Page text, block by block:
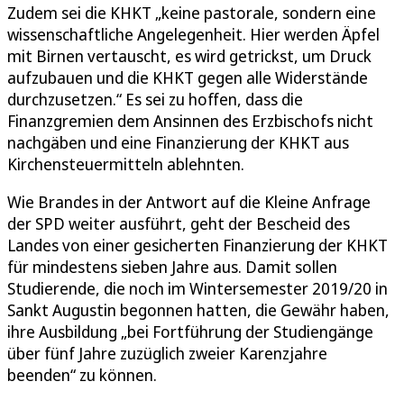
Zudem sei die KHKT „keine pastorale, sondern eine
wissenschaftliche Angelegenheit. Hier werden Äpfel
mit Birnen vertauscht, es wird getrickst, um Druck
aufzubauen und die KHKT gegen alle Widerstände
durchzusetzen.“ Es sei zu hoffen, dass die
Finanzgremien dem Ansinnen des Erzbischofs nicht
nachgäben und eine Finanzierung der KHKT aus
Kirchensteuermitteln ablehnten.
Wie Brandes in der Antwort auf die Kleine Anfrage
der SPD weiter ausführt, geht der Bescheid des
Landes von einer gesicherten Finanzierung der KHKT
für mindestens sieben Jahre aus. Damit sollen
Studierende, die noch im Wintersemester 2019/20 in
Sankt Augustin begonnen hatten, die Gewähr haben,
ihre Ausbildung „bei Fortführung der Studiengänge
über fünf Jahre zuzüglich zweier Karenzjahre
beenden“ zu können.